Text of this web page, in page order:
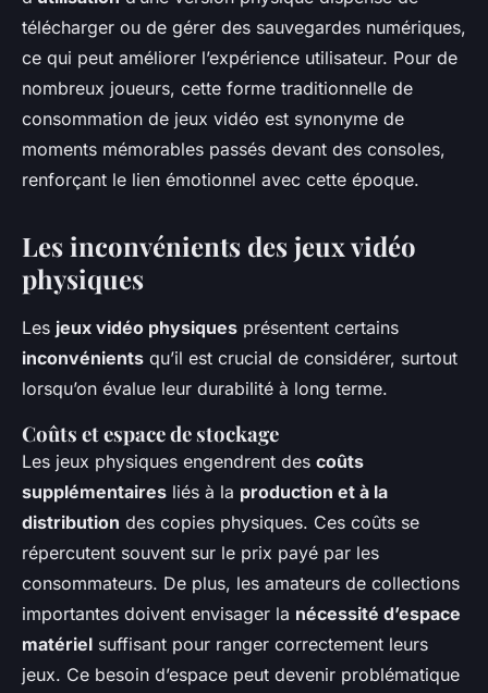
télécharger ou de gérer des sauvegardes numériques,
ce qui peut améliorer l’expérience utilisateur. Pour de
nombreux joueurs, cette forme traditionnelle de
consommation de jeux vidéo est synonyme de
moments mémorables passés devant des consoles,
renforçant le lien émotionnel avec cette époque.
Les inconvénients des jeux vidéo
physiques
Les jeux vidéo physiques présentent certains
inconvénients qu’il est crucial de considérer, surtout
lorsqu’on évalue leur durabilité à long terme.
Coûts et espace de stockage
Les jeux physiques engendrent des coûts
supplémentaires liés à la production et à la
distribution des copies physiques. Ces coûts se
répercutent souvent sur le prix payé par les
consommateurs. De plus, les amateurs de collections
importantes doivent envisager la nécessité d’espace
matériel suffisant pour ranger correctement leurs
jeux. Ce besoin d’espace peut devenir problématique